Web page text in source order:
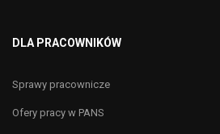
DLA PRACOWNIKÓW
Sprawy pracownicze
Ofery pracy w PANS